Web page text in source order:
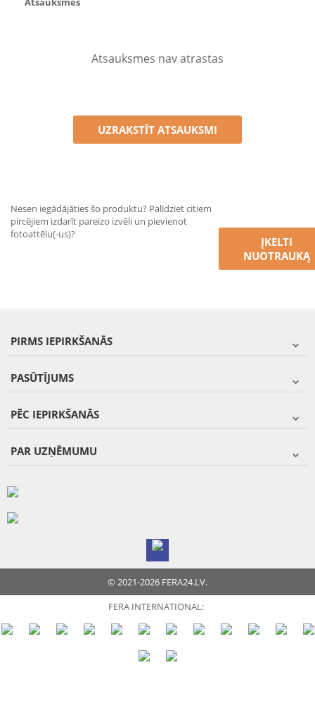
Atsauksmes nav atrastas
UZRAKSTĪT ATSAUKSMI
Nesen iegādājāties šo produktu? Palīdziet citiem
pircējiem izdarīt pareizo izvēli un pievienot
fotoattēlu(-us)?
ĮKELTI
NUOTRAUKĄ
PIRMS IEPIRKŠANĀS
PASŪTĪJUMS
PĒC IEPIRKŠANĀS
PAR UZŅĒMUMU
© 2021-2026 FERA24.LV.
FERA INTERNATIONAL: